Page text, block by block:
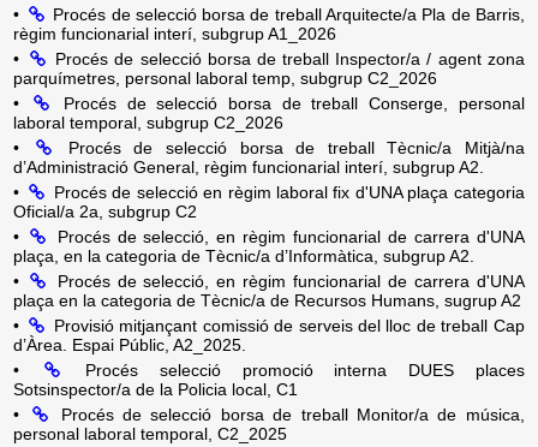
•
Procés de selecció borsa de treball Arquitecte/a Pla de Barris,
règim funcionarial interí, subgrup A1_2026
•
Procés de selecció borsa de treball Inspector/a / agent zona
parquímetres, personal laboral temp, subgrup C2_2026
•
Procés de selecció borsa de treball Conserge, personal
laboral temporal, subgrup C2_2026
•
Procés de selecció borsa de treball Tècnic/a Mitjà/na
d’Administració General, règim funcionarial interí, subgrup A2.
•
Procés de selecció en règim laboral fix d'UNA plaça categoria
Oficial/a 2a, subgrup C2
•
Procés de selecció, en règim funcionarial de carrera d'UNA
plaça, en la categoria de Tècnic/a d’Informàtica, subgrup A2.
•
Procés de selecció, en règim funcionarial de carrera d'UNA
plaça en la categoria de Tècnic/a de Recursos Humans, sugrup A2
•
Provisió mitjançant comissió de serveis del lloc de treball Cap
d’Àrea. Espai Públic, A2_2025.
•
Procés selecció promoció interna DUES places
Sotsinspector/a de la Policia local, C1
•
Procés de selecció borsa de treball Monitor/a de música,
personal laboral temporal, C2_2025